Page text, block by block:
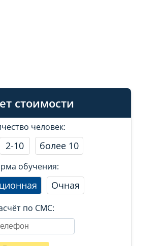
стоимости
человек:
2-10 более 10
обучения:
Очная
по СМС: